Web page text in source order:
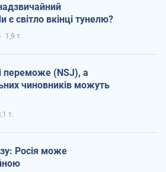
є світло вкінці тунелю?
1,9 т.
переможе (NSJ), а
чиновників можуть
т.
Росія може